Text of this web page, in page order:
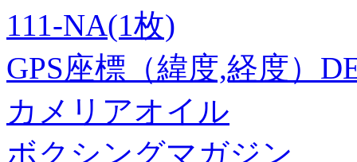
111-NA(1枚)
GPS座標（緯度,経度）
カメリアオイル
ボクシングマガジン